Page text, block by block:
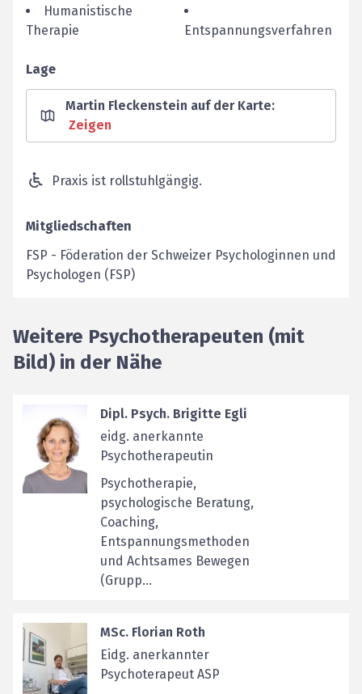
Humanistische
Therapie
Entspannungsverfahren
Lage
Martin Fleckenstein auf der Karte:
Zeigen
Praxis ist rollstuhlgängig.
Mitgliedschaften
FSP - Föderation der Schweizer Psychologinnen und
Psychologen (FSP)
Weitere Psychotherapeuten (mit
Bild) in der Nähe
Dipl. Psych. Brigitte Egli
eidg. anerkannte
Psychotherapeutin
Psychotherapie,
psychologische Beratung,
Coaching,
Entspannungsmethoden
und Achtsames Bewegen
(Grupp...
MSc. Florian Roth
Eidg. anerkannter
Psychoterapeut ASP